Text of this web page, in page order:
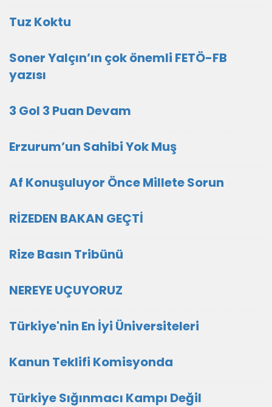
Tuz Koktu
Soner Yalçın’ın çok önemli FETÖ-FB
yazısı
3 Gol 3 Puan Devam
Erzurum’un Sahibi Yok Muş
Af Konuşuluyor Önce Millete Sorun
RİZEDEN BAKAN GEÇTİ
Rize Basın Tribünü
NEREYE UÇUYORUZ
Türkiye'nin En İyi Üniversiteleri
Kanun Teklifi Komisyonda
Türkiye Sığınmacı Kampı Değil